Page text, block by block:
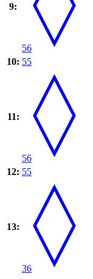
9:
56
10: 55
11:
56
12: 55
13:
36